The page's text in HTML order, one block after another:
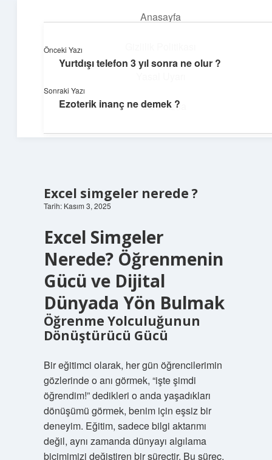
Anasayfa
Hakkımızda
Yumuşak Teknoloji Rehberi
Dijital dünyada huzurlu bir yolculuk!
Excel simgeler nerede ?
Tarih: Kasım 3, 2025
Excel Simgeler
Nerede? Öğrenmenin
Gücü ve Dijital
Dünyada Yön Bulmak
Öğrenme Yolculuğunun
Dönüştürücü Gücü
Bir eğitimci olarak, her gün öğrencilerimin
gözlerinde o anı görmek, “işte şimdi
öğrendim!” dedikleri o anda yaşadıkları
dönüşümü görmek, benim için eşsiz bir
deneyim. Eğitim, sadece bilgi aktarımı
değil, aynı zamanda dünyayı algılama
biçimimizi değiştiren bir süreçtir. Bu süreç,
Önceki Yazı
Yurtdışı telefon 3 yıl sonra ne olur ?
Sonraki Yazı
Ezoterik inanç ne demek ?